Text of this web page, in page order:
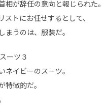
相が辞任の意向と報じられた。
ストにお任せするとして、
まうのは、服装だ。
ネイビーのスーツ。
特徴的だ。